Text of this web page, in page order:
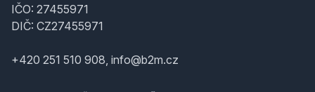
IČO: 27455971
DIČ: CZ27455971
+420 251 510 908, info@b2m.cz